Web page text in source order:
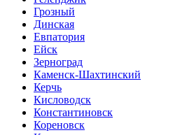
Грозный
Динская
Евпатория
Ейск
Зерноград
Каменск-Шахтинский
Керчь
Кисловодск
Константиновск
Кореновск